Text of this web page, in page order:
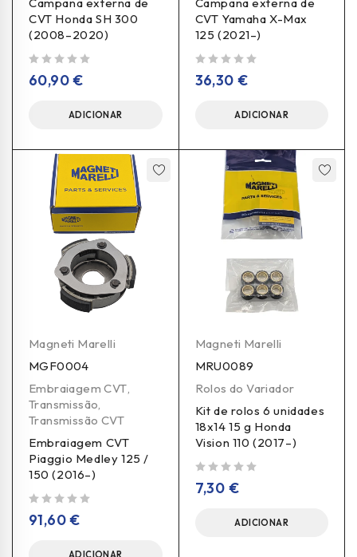
CVT Honda SH 300
(2008–2020)
60,90€
ADICIONAR
CVT Yamaha X-Max
125 (2021–)
36,30 €
ADICIONAR
Magneti Marelli
MGF0004
Embraiagem CVT
Transmissão
Transmissão CVT
Embraiagem CVT
Piaggio Medley 125 /
150 (2016–)
91,60€
ADICIONAR
Magneti Marelli
MRU0089
Rolos do Variador
Kit de rolos 6 unidades
18x14 15 g Honda
Vision 110 (2017–)
7,30 €
ADICIONAR